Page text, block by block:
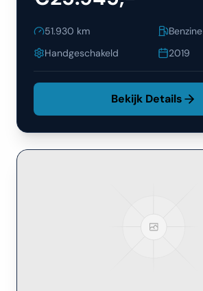
51.930 km
Benzine
Handgeschakeld
2019
Bekijk Details